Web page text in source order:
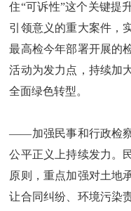
住“可诉性”这个关键提
引领意义的重大案件，
最高检今年部署开展的
活动为发力点，持续加
全面绿色转型。
——加强民事和行政检
公平正义上持续发力。
原则，重点加强对土地
让合同纠纷、环境污染